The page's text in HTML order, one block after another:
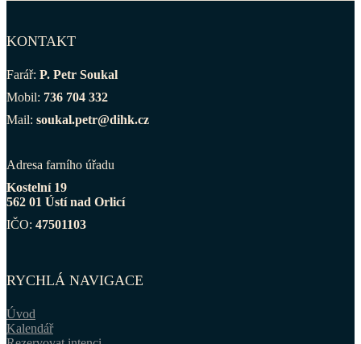
KONTAKT
Farář: P. Petr Soukal
Mobil: 736 704 332
Mail: soukal.petr@dihk.cz
Adresa farního úřadu
Kostelní 19
562 01 Ústí nad Orlicí
IČO: 47501103
RYCHLÁ NAVIGACE
Úvod
Kalendář